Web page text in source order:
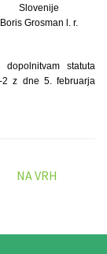
Slovenije
Boris Grosman l. r.
statuta
2 z dne 5. februarja
NA VRH